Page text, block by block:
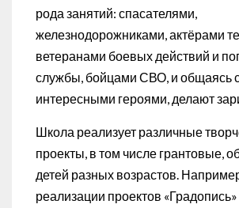
рода занятий: спасателями,
железнодорожниками, актёрами
ветеранами боевых действий и
службы, бойцами СВО, и общаясь
интересными героями, делают
Школа реализует различные
проекты, в том числе грантовые,
детей разных возрастов.
реализации проектов